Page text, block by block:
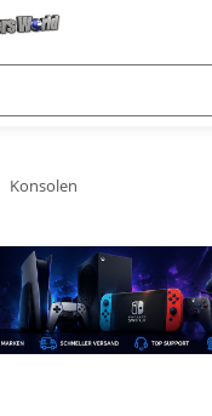
Konsolen